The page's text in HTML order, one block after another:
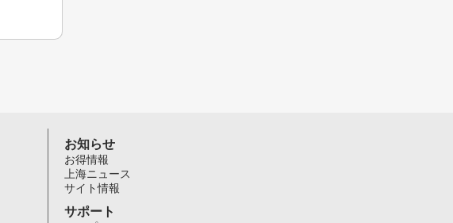
お知らせ
お得情報
上海ニュース
サイト情報
サポート